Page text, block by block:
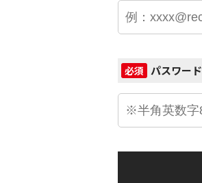
必須 パスワード